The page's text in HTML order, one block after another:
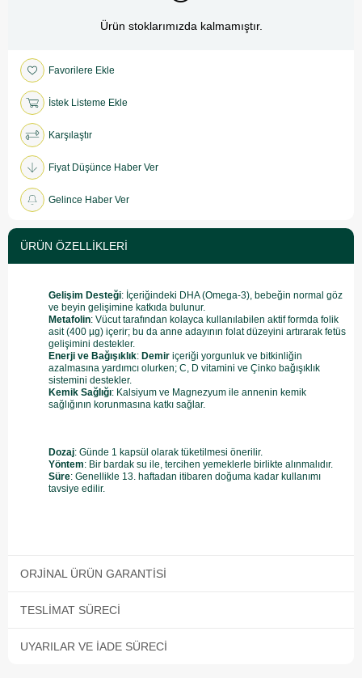
Ürün stoklarımızda kalmamıştır.
Favorilere Ekle
İstek Listeme Ekle
Karşılaştır
Fiyat Düşünce Haber Ver
Gelince Haber Ver
ÜRÜN ÖZELLIKLERI
Gelişim Desteği: İçeriğindeki DHA(Omega-3), bebeğin normal göz
ve beyin gelişimine katkıda bulunur.
Metafolin: Vücut tarafından kolayca kullanılabilen aktif formda folik
asit (400 µg) içerir; bu da anne adayının folat düzeyini artırarak fetüs
gelişimini destekler.
Enerji ve Bağışıklık: Demir içeriği yorgunluk ve bitkinliğin
azalmasına yardımcı olurken; C, D vitamini ve Çinko bağışıklık
sistemini destekler.
Kemik Sağlığı: Kalsiyum ve Magnezyum ile annenin kemik
sağlığının korunmasına katkı sağlar.
Dozaj: Günde 1 kapsül olarak tüketilmesi önerilir.
Yöntem: Bir bardak su ile, tercihen yemeklerle birlikte alınmalıdır.
Süre: Genellikle 13. haftadan itibaren doğuma kadar kullanımı
tavsiye edilir.
ORJINAL ÜRÜN GARANTISI
TESLIMAT SÜRECI
UYARILAR VE İADE SÜRECI